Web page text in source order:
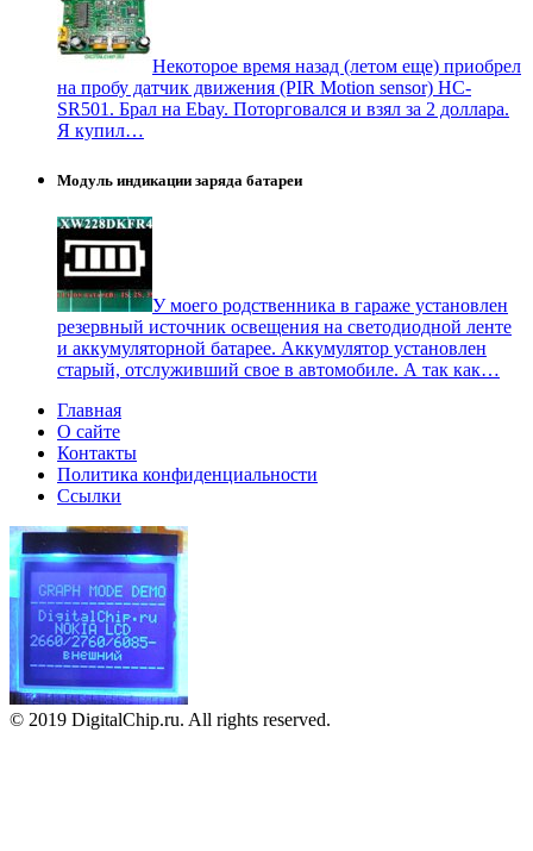
Некоторое время назад (летом еще) приобрел
на пробу датчик движения (PIR Motion sensor) HC-
SR501. Брал на Ebay. Поторговался и взял за 2 доллара.
Я купил…
Модуль индикации заряда батареи
У моего родственника в гараже установлен
резервный источник освещения на светодиодной ленте
и аккумуляторной батарее. Аккумулятор установлен
старый, отслуживший свое в автомобиле. А так как…
Главная
О сайте
Контакты
Политика конфиденциальности
Ссылки
© 2019 DigitalChip.ru. All rights reserved.